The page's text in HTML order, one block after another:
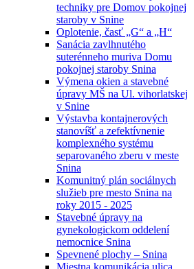
techniky pre Domov pokojnej
staroby v Snine
Oplotenie, časť „G“ a „H“
Sanácia zavlhnutého
suterénneho muriva Domu
pokojnej staroby Snina
Výmena okien a stavebné
úpravy MŠ na Ul. vihorlatskej
v Snine
Výstavba kontajnerových
stanovíšť a zefektívnenie
komplexného systému
separovaného zberu v meste
Snina
Komunitný plán sociálnych
služieb pre mesto Snina na
roky 2015 - 2025
Stavebné úpravy na
gynekologickom oddelení
nemocnice Snina
Spevnené plochy – Snina
Miestna komunikácia ulica